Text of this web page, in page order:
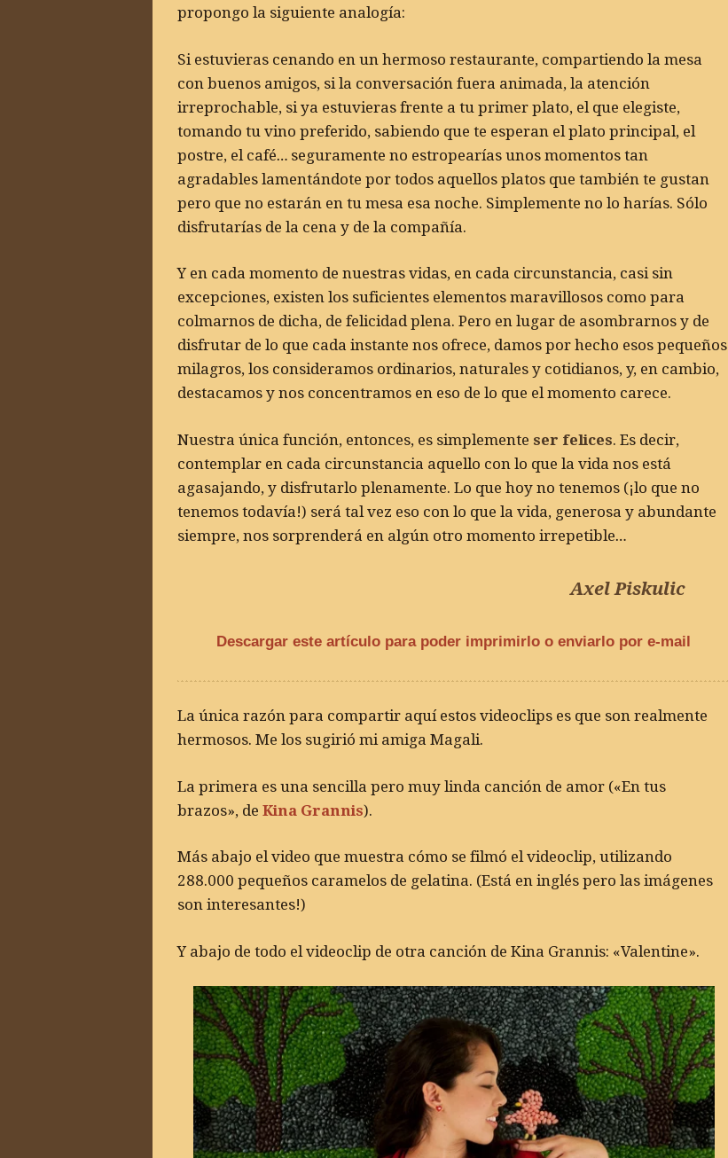
propongo la siguiente analogía:
Si estuvieras cenando en un hermoso restaurante, compartiendo la mesa
con buenos amigos, si la conversación fuera animada, la atención
irreprochable, si ya estuvieras frente a tu primer plato, el que elegiste,
tomando tu vino preferido, sabiendo que te esperan el plato principal, el
postre, el café… seguramente no estropearías unos momentos tan
agradables lamentándote por todos aquellos platos que también te gustan
pero que no estarán en tu mesa esa noche. Simplemente no lo harías. Sólo
disfrutarías de la cena y de la compañía.
Y en cada momento de nuestras vidas, en cada circunstancia, casi sin
excepciones, existen los suficientes elementos maravillosos como para
colmarnos de dicha, de felicidad plena. Pero en lugar de asombrarnos y de
disfrutar de lo que cada instante nos ofrece, damos por hecho esos pequeños
milagros, los consideramos ordinarios, naturales y cotidianos, y, en cambio,
destacamos y nos concentramos en eso de lo que el momento carece.
Nuestra única función, entonces, es simplemente ser felices. Es decir,
contemplar en cada circunstancia aquello con lo que la vida nos está
agasajando, y disfrutarlo plenamente. Lo que hoy no tenemos (¡lo que no
tenemos todavía!) será tal vez eso con lo que la vida, generosa y abundante
siempre, nos sorprenderá en algún otro momento irrepetible…
Axel Piskulic
Descargar este artículo para poder imprimirlo o enviarlo por e-mail
La única razón para compartir aquí estos videoclips es que son realmente
hermosos. Me los sugirió mi amiga Magali.
La primera es una sencilla pero muy linda canción de amor («En tus
brazos», de Kina Grannis).
Más abajo el video que muestra cómo se filmó el videoclip, utilizando
288.000 pequeños caramelos de gelatina. (Está en inglés pero las imágenes
son interesantes!)
Y abajo de todo el videoclip de otra canción de Kina Grannis: «Valentine».